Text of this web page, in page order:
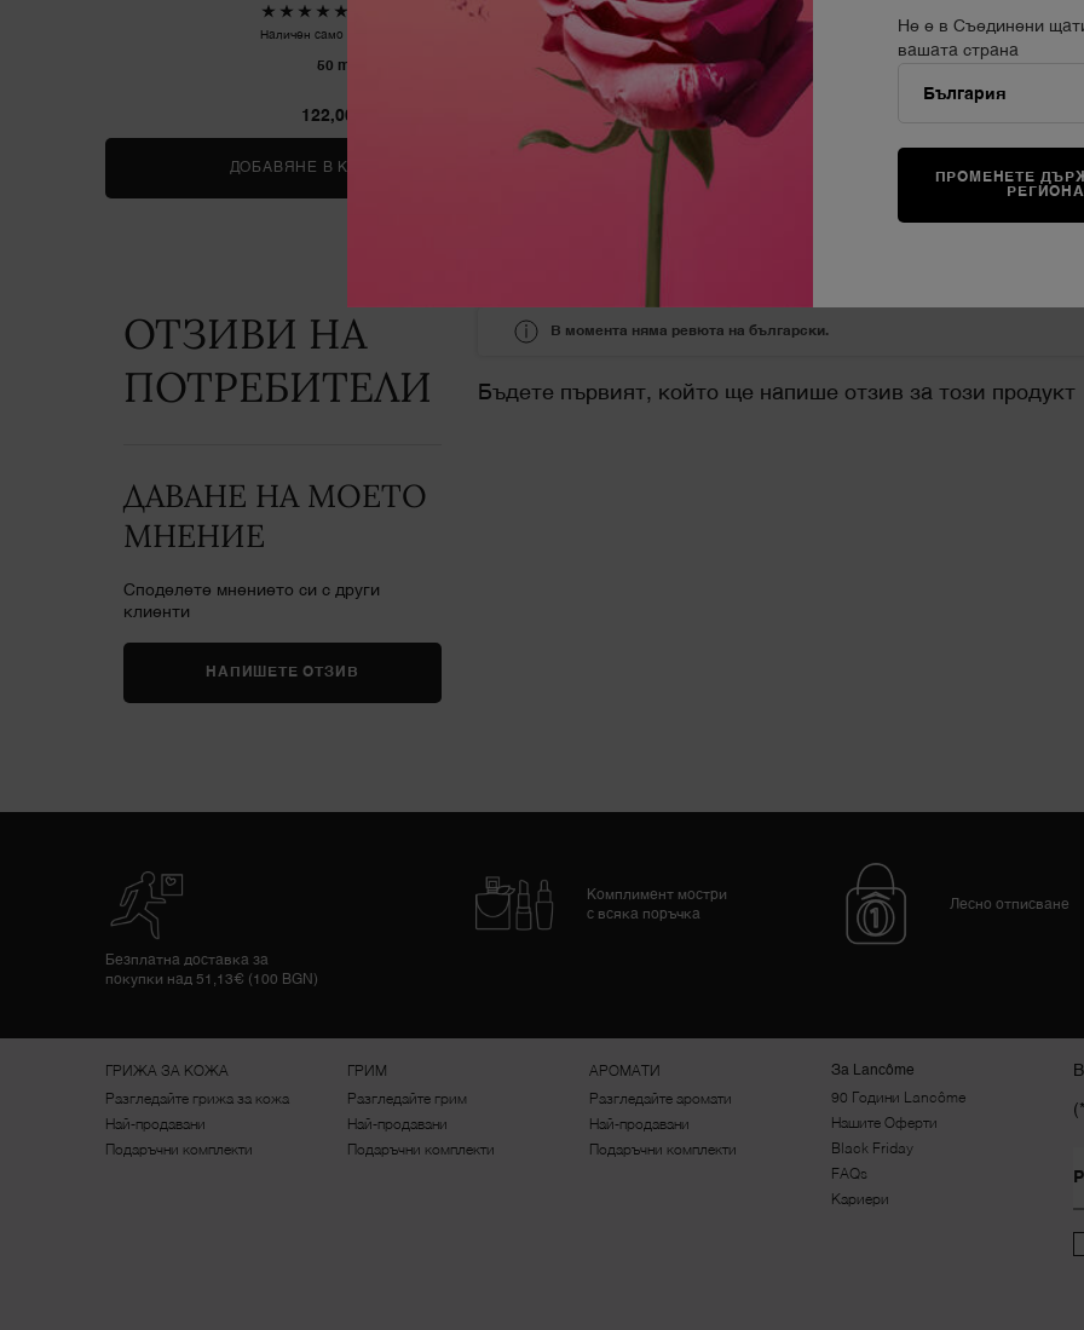
Наличен само в 1 размер
50 ml
122,00 €
ДОБАВЯНЕ В КОШНИЦАТА ADVANCED GÉNIFIQUE NIGHT
Още няма отзиви
Наличен само в 1 размер
67,00 €
HYDRA ZEN ANTI-
ОТЗИВИ НА
ПОТРЕБИТЕЛИ
ДАВАНЕ НА МОЕТО
МНЕНИЕ
Споделете мнението си с други
клиенти
НАПИШЕТЕ ОТЗИВ
В момента няма ревюта на български.
Бъдете първият, който ще напише отзив за този продукт
Безплатна доставка за
покупки над 51,13€ (100 BGN)
Комплимент мостри
с всяка поръчка
Лесно отписване
ГРИЖА ЗА КОЖА
Разгледайте грижа за кожа
Най-продавани
Подаръчни комплекти
ГРИМ
Разгледайте грим
Най-продавани
Подаръчни комплекти
АРОМАТИ
Разгледайте аромати
Най-продавани
Подаръчни комплекти
За Lancôme
90 Години Lancôme
Нашите Оферти
Black Friday
FAQs
Кариери
Не е в Съединени
вашата страна
ПРОМЕНЕТЕ
РЕГИОНА